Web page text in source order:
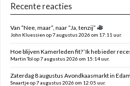
Recente reacties
Van “Nee, maar”, naar “Ja, tenzij”
John Kluessien op 7 augustus 2026 om 17:11 uur.
Hoe blijven Kamerleden fit? ‘Ik heb ieder
Martin Tol op 7 augustus 2026 om 15:14 uur.
Zaterdag 8 augustus Avondkaasmarkt in Edam
Snaartje op 7 augustus 2026 om 12:05 uur.